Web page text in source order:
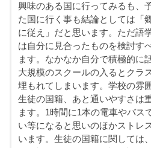
興味のある国に行ってみるも、
た国に行く事も結論としては「
に従え」だと思います。ただ語
は自分に見合ったものを検討す
ます。なかなか自分で積極的に
大規模のスクールの入るとクラ
埋もれてしまいます。学校の雰
生徒の国籍、あと通いやすさは
ます。1時間に1本の電車やバス
い等になると思いのほかストレ
います。生徒の国籍に関しては